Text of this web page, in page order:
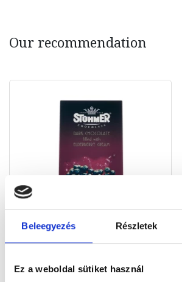
Beleegyezés Részletek
Ez a weboldal sütiket használ
Our recommendation